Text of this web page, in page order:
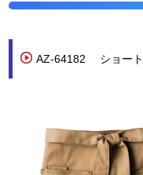
AZ-64182 ショー